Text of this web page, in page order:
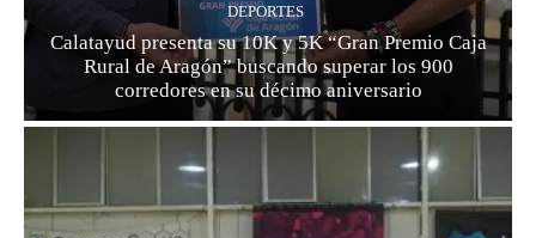
DEPORTES
Calatayud presenta su 10K y 5K “Gran Premio Caja
Rural de Aragón” buscando superar los 900
corredores en su décimo aniversario